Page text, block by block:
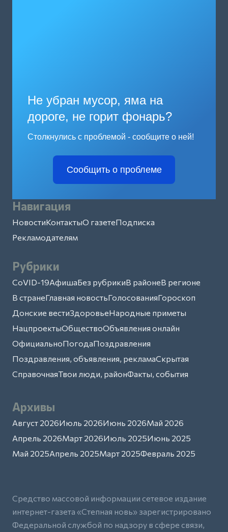
Не убран мусор, яма на
дороге, не горит фонарь?
Столкнулись с проблемой - сообщите о ней!
Сообщить о проблеме
Навигация
НовостиКонтактыО газетеПодписка
Рекламодателям
Рубрики
CoVID-19АфишаБез рубрикиВ районеВ регионе
В странеГлавная новостьГолосованияГороскоп
Донские вестиЗдоровьеНародные приметы
НацпроектыОбществоОбъявления онлайн
ОфициальноПогодаПоздравления
Поздравления, объявления, рекламаСкрытая
СправочнаяТвои люди, районФакты, события
Архивы
Август 2026Июль 2026Июнь 2026Май 2026
Апрель 2026Март 2026Июль 2025Июнь 2025
Май 2025Апрель 2025Март 2025Февраль 2025
Средство массовой информации сетевое издание
интернет-газета «Степная новь» зарегистрировано
Федеральной службой по надзору в сфере связи,